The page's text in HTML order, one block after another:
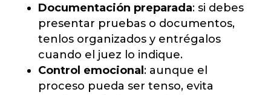
Documentación preparada: si debes
presentar pruebas o documentos,
tenlos organizados y entrégalos
cuando el juez lo indique.
Control emocional : aunque el
proceso pueda ser tenso, evita